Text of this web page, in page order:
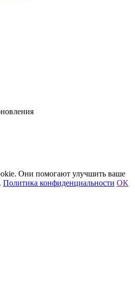
Они помогают улучшить ваше
Политика конфиденциальности ОК